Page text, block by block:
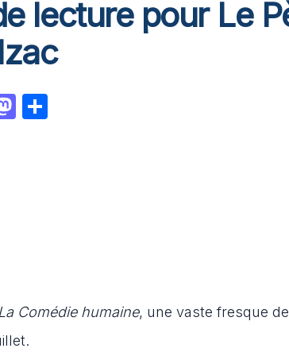
lecture pour Le
M
La Comédie humaine, une vaste fresque